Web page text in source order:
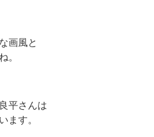
画風と
。
平さんは
ます。